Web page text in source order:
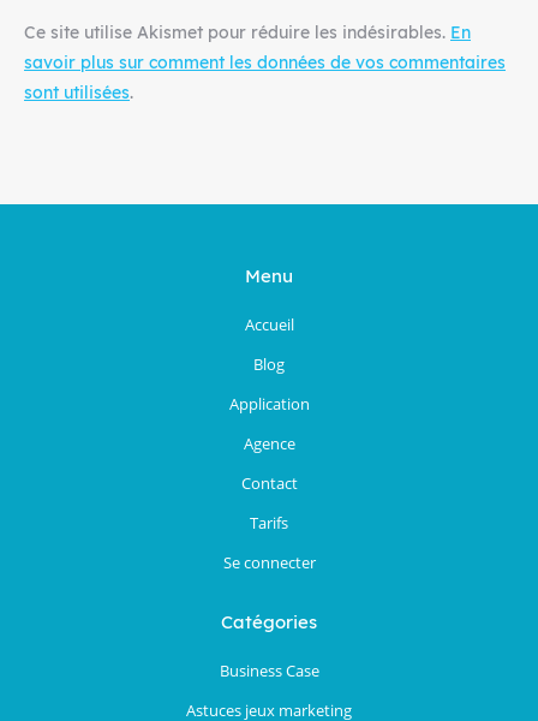
Ce site utilise Akismet pour réduire les indésirables. En
savoir plus sur comment les données de vos commentaires
sont utilisées.
Menu
Accueil
Blog
Application
Agence
Contact
Tarifs
Se connecter
Catégories
Business Case
Astuces jeux marketing